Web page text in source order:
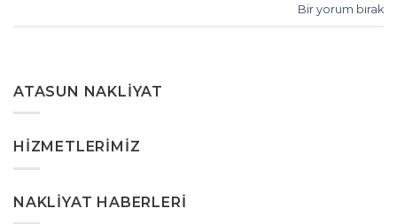
Bir yorum bırak
ATASUN NAKLIYAT
HIZMETLERIMIZ
NAKLIYAT HABERLERI